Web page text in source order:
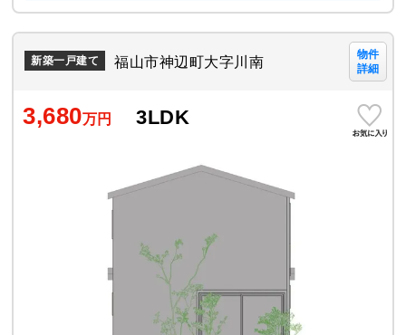
新築一戸建て 福山市神辺町大字川南
物件
詳細
3,680万円 3LDK